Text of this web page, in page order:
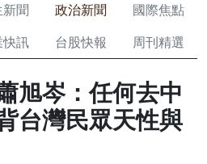
聞 政治新聞
國際焦點
訊
台股快報 周刊精選
岑：任何去中
台灣民眾天性與